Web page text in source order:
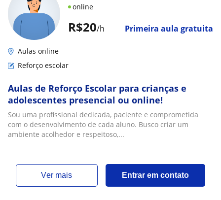
R$20/h Primeira aula gratuita
online
Aulas online
Reforço escolar
Aulas de Reforço Escolar para crianças e
adolescentes presencial ou online!
Sou uma profissional dedicada, paciente e comprometida
com o desenvolvimento de cada aluno. Busco criar um
ambiente acolhedor e respeitoso,...
ver mais Entrar em contato